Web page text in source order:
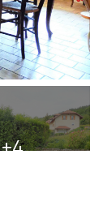
+4